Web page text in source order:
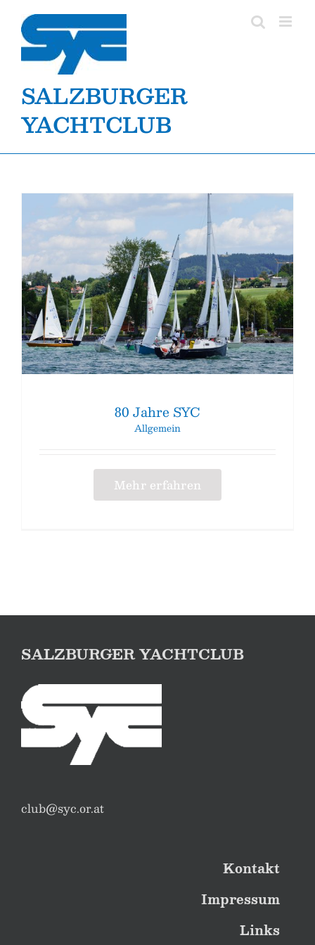
Inhalt
springen
SALZBURGER
YACHTCLUB
80 Jahre SYC
Allgemein
Mehr erfahren
SALZBURGER YACHTCLUB
club@syc.or.at
Kontakt
Impressum
Links